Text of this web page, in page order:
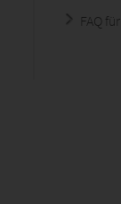
FAQ